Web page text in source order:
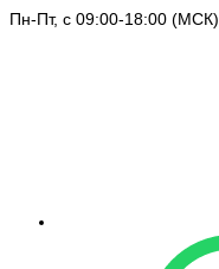
Пн-Пт, с 09:00-18:00 (МСК)